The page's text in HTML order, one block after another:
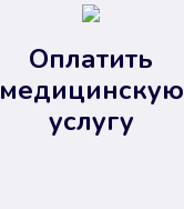
Оплатить
медицинскую
услугу